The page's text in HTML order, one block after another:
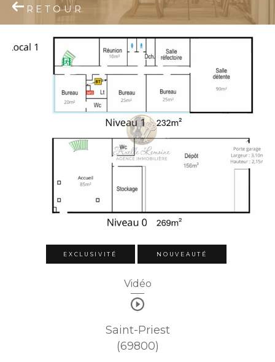
RETOUR
EXCLUSIVITÉ NOUVEAUTÉ
Vidéo
Saint-Priest
(69800)